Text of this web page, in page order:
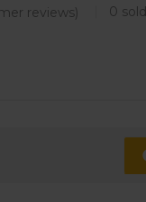
reviews) 0 sold